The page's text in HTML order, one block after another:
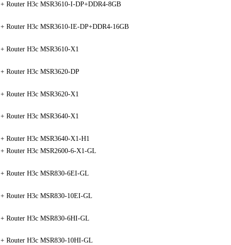
+ Router H3c MSR3610-I-DP+DDR4-8GB
+ Router H3c MSR3610-IE-DP+DDR4-16GB
+ Router H3c MSR3610-X1
+ Router H3c MSR3620-DP
+ Router H3c MSR3620-X1
+ Router H3c MSR3640-X1
+ Router H3c MSR3640-X1-H1
+ Router H3c MSR2600-6-X1-GL
+ Router H3c MSR830-6EI-GL
+ Router H3c MSR830-10EI-GL
+ Router H3c MSR830-6HI-GL
+ Router H3c MSR830-10HI-GL